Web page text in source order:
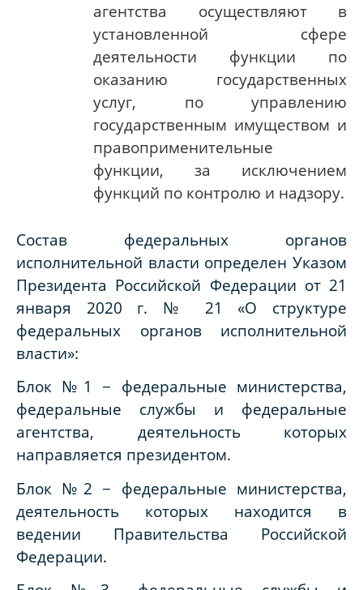
агентства осуществляют в
установленной сфере
деятельности функции по
оказанию государственных
услуг, по управлению
государственным имуществом и
правоприменительные
функции, за исключением
функций по контролю и надзору.
Состав федеральных органов
исполнительной власти определен Указом
Президента Российской Федерации от 21
января 2020 г. № 21 «О структуре
федеральных органов исполнительной
власти»:
Блок №1 − федеральные министерства,
федеральные службы и федеральные
агентства, деятельность которых
направляется президентом.
Блок №2 − федеральные министерства,
деятельность которых находится в
ведении Правительства Российской
Федерации.